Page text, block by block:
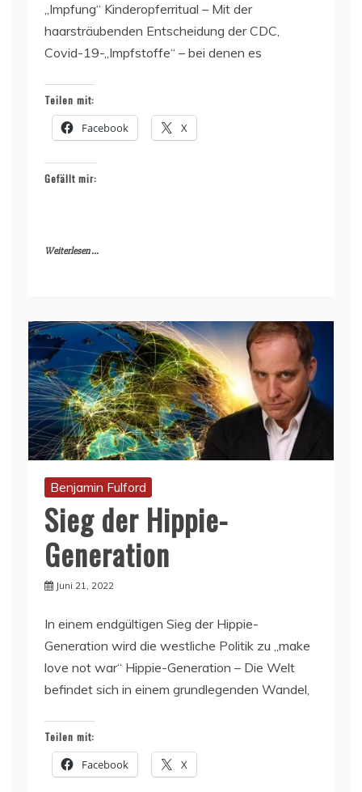
„Impfung“ Kinderopferritual – Mit der
haarsträubenden Entscheidung der CDC,
Covid-19-„Impfstoffe“ – bei denen es
Teilen mit:
Facebook X
Gefällt mir:
Weiterlesen ...
Benjamin Fulford
Sieg der Hippie-
Generation
Juni 21, 2022
In einem endgültigen Sieg der Hippie-
Generation wird die westliche Politik zu „make
love not war“ Hippie-Generation – Die Welt
befindet sich in einem grundlegenden Wandel,
Teilen mit:
Facebook X